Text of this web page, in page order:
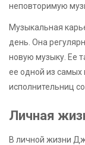
неповторимую
Музыкальная
день. Она
новую музыку. Ее
ее одной из
исполнительниц
Личная
В личной жизни